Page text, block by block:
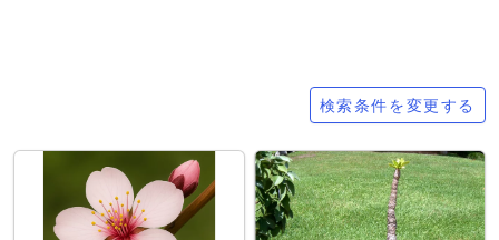
検索条件を変更する